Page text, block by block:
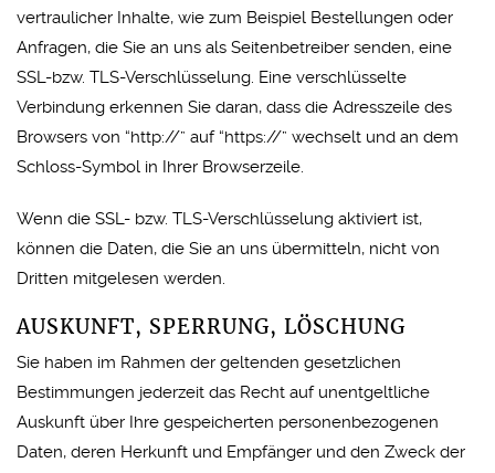
vertraulicher Inhalte, wie zum Beispiel Bestellungen oder
Anfragen, die Sie an uns als Seitenbetreiber senden, eine
SSL-bzw. TLS-Verschlüsselung. Eine verschlüsselte
Verbindung erkennen Sie daran, dass die Adresszeile des
Browsers von “http://” auf “https://” wechselt und an dem
Schloss-Symbol in Ihrer Browserzeile.
Wenn die SSL- bzw. TLS-Verschlüsselung aktiviert ist,
können die Daten, die Sie an uns übermitteln, nicht von
Dritten mitgelesen werden.
AUSKUNFT, SPERRUNG, LÖSCHUNG
Sie haben im Rahmen der geltenden gesetzlichen
Bestimmungen jederzeit das Recht auf unentgeltliche
Auskunft über Ihre gespeicherten personenbezogenen
Daten, deren Herkunft und Empfänger und den Zweck der